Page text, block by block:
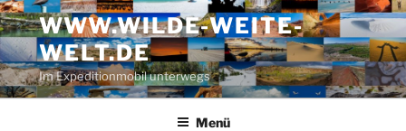
Zum
Inhalt
springen
WWW.WILDE-WEITE-
WELT.DE
Im Expeditionmobil unterwegs
Menü